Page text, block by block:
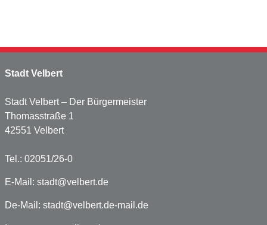
Stadt Velbert
Stadt Velbert – Der Bürgermeister
Thomasstraße 1
42551 Velbert
Tel.: 02051/26-0
E-Mail: stadt@velbert.de
De-Mail: stadt@velbert.de-mail.de